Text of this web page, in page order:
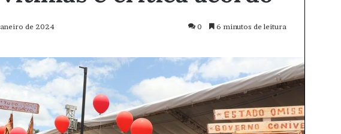
de 2024 0 6 minutos de leitura